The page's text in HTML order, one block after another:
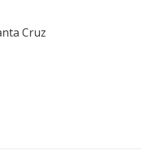
Cruz